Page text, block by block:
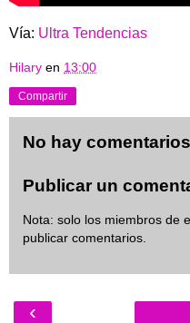
Vía: Ultra Tendencias
Hilary en 13:00
Compartir
No hay
Publicar un
Nota: solo los miembros de
publicar comentarios.
‹